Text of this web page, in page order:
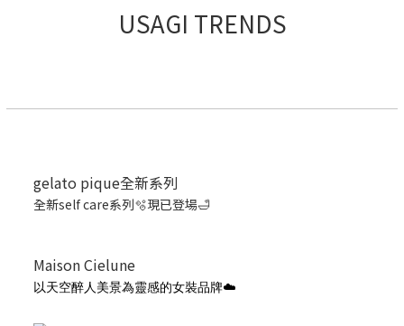
USAGI TRENDS
gelato pique全新系列
全新self care系列🫧現已登場🛁
Maison Cielune
以天空醉人美景為靈感的女裝品牌☁️